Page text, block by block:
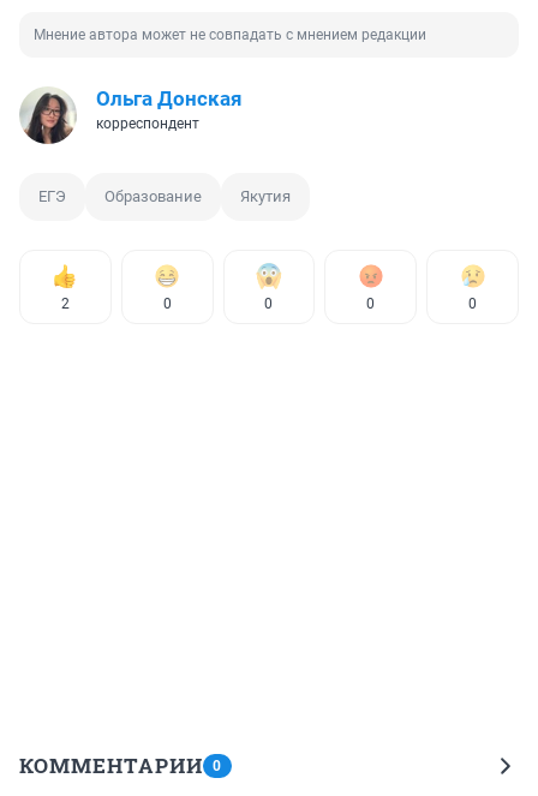
Мнение автора может не совпадать с мнением редакции
Ольга Донская
корреспондент
ЕГЭ Образование Якутия
2 0 0 0 0
КОММЕНТАРИИ 0